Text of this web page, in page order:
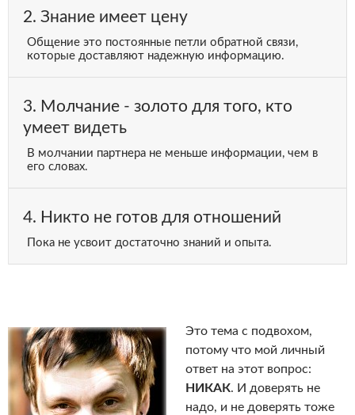
2. Знание имеет цену
Общение это постоянные петли обратной связи,
которые доставляют надежную информацию.
3. Молчание - золото для того, кто
умеет видеть
В молчании партнера не меньше информации, чем в
его словах.
4. Никто не готов для отношений
Пока не усвоит достаточно знаний и опыта.
Это тема с подвохом,
потому что мой личный
ответ на этот вопрос:
НИКАК. И доверять не
надо, и не доверять тоже